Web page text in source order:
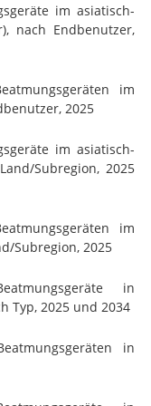
im asiatisch-
nach Endbenutzer,
im
2025
im asiatisch-
Subregion, 2025
im
Subregion, 2025
in
Typ, 2025 und 2034
in